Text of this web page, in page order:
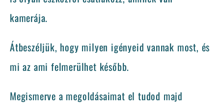
kamerája.
Átbeszéljük, hogy milyen igényeid vannak most, és
mi az ami felmerülhet később.
Megismerve a megoldásaimat el tudod majd